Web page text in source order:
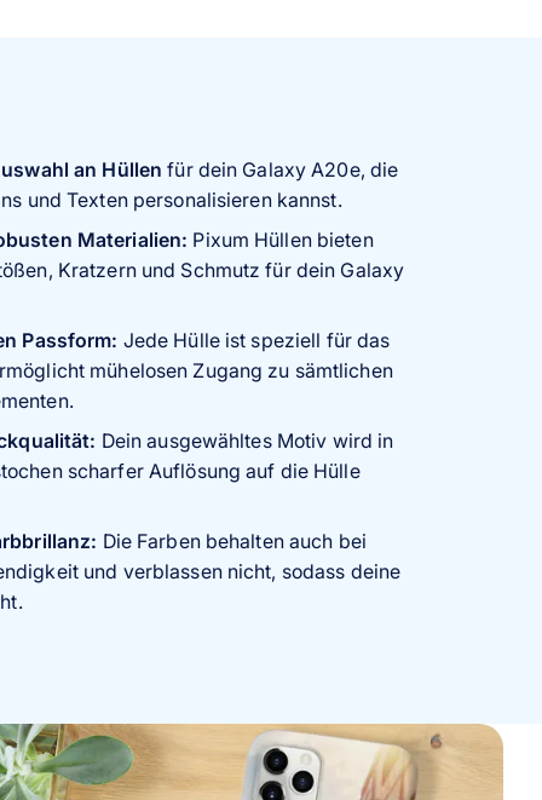
an Hüllen für dein Galaxy A20e, die
und Texten personalisieren kannst.
Materialien: Pixum Hüllen bieten
Kratzern und Schmutz für dein Galaxy
Passform: Jede Hülle ist speziell für das
mühelosen Zugang zu sämtlichen
Dein ausgewähltes Motiv wird in
scharfer Auflösung auf die Hülle
Die Farben behalten auch bei
und verblassen nicht, sodass deine